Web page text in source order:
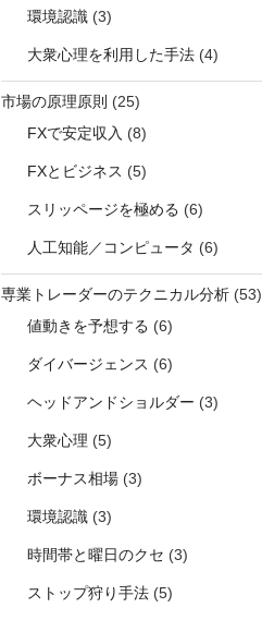
環境認識(3)
大衆心理を利用した手法(4)
市場の原理原則 (25)
FXで安定収入 (8)
FXとビジネス (5)
スリッページを極める (6)
人工知能／コンピュータ (6)
専業トレーダーのテクニカル分析(53)
値動きを予想する (6)
ダイバージェンス (6)
ヘッドアンドショルダー (3)
大衆心理 (5)
ボーナス相場(3)
環境認識(3)
時間帯と曜日のクセ (3)
ストップ狩り手法(5)